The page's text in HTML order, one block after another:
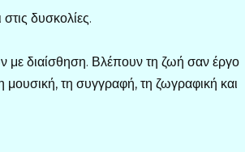
δυσκολίες.
με διαίσθηση. Βλέπουν τη ζωή σαν έργο
τη συγγραφή, τη ζωγραφική και